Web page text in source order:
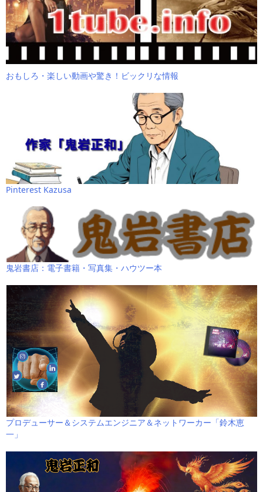
おもしろ・楽しい動画や驚き！ビックリな情報
Pinterest Kazusa
鬼岩書店：電子書籍・写真集・ハウツー本
プロデューサー＆システムエンジニア＆ネットワーカー「鈴木恵
一」